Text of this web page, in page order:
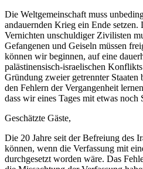
Die Weltgemeinschaft muss
andauernden Krieg ein Ende setzen.
Vernichten unschuldiger Zivilisten
Gefangenen und Geiseln müssen
können wir beginnen, auf eine
palästinensisch-israelischen
Gründung zweier getrennter
den Fehlern der Vergangenheit
dass wir eines Tages mit etwas
Geschätzte Gäste,
Die 20 Jahre seit der Befreiung des
können, wenn die Verfassung mit
durchgesetzt worden wäre. Das